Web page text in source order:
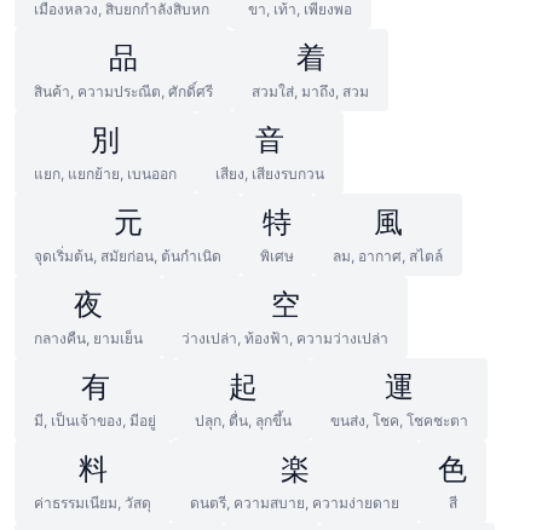
เมืองหลวง, สิบยกกำลังสิบหก ขา, เท้า, เพียงพอ
品
สินค้า, ความประณีต, ศักดิ์ศรี
着
สวมใส่, มาถึง, สวม
別
แยก, แยกย้าย, เบนออก
音
เสียง, เสียงรบกวน
元
จุดเริ่มต้น, สมัยก่อน, ต้นกำเนิด
特
พิเศษ
風
ลม, อากาศ, สไตล์
夜
กลางคืน, ยามเย็น
空
ว่างเปล่า, ท้องฟ้า, ความว่างเปล่า
有
มี, เป็นเจ้าของ, มีอยู่
起
ปลุก, ตื่น, ลุกขึ้น
運
ขนส่ง, โชค, โชคชะตา
料
ค่าธรรมเนียม, วัสดุ
楽
ดนตรี, ความสบาย, ความง่ายดาย
色
สี